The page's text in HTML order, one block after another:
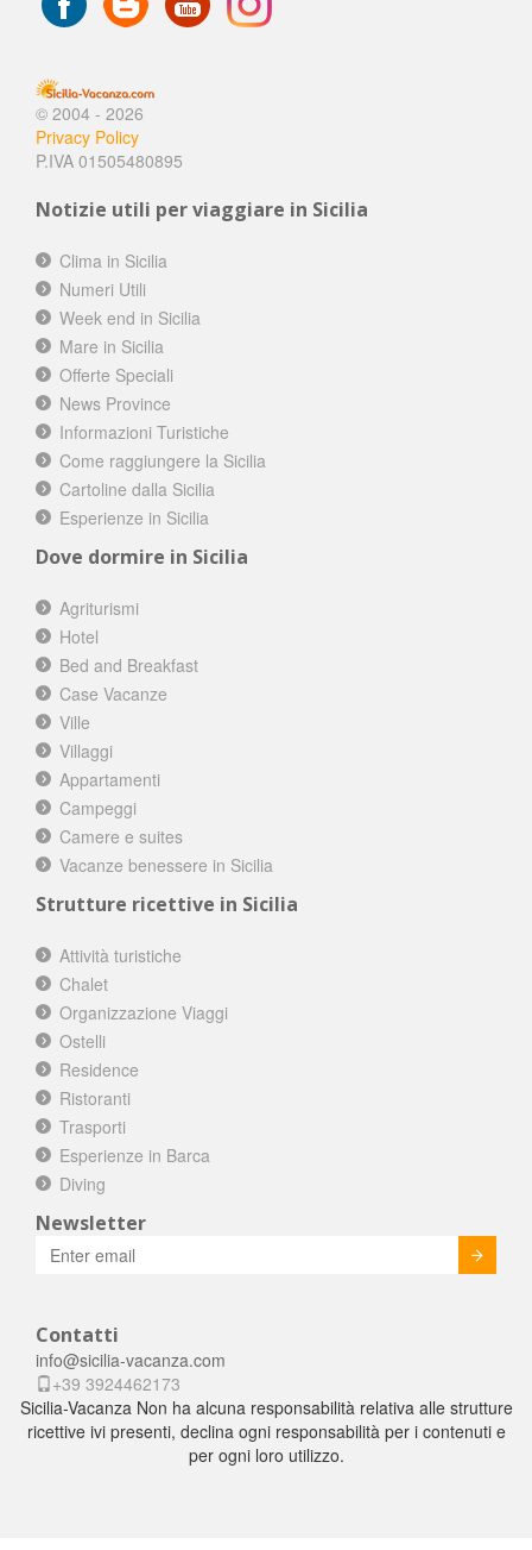
© 2004 - 2026
Privacy Policy
P.IVA 01505480895
Notizie utili per viaggiare in Sicilia
Clima in Sicilia
Numeri Utili
Week end in Sicilia
Mare in Sicilia
Offerte Speciali
News Province
Informazioni Turistiche
Come raggiungere la Sicilia
Cartoline dalla Sicilia
Esperienze in Sicilia
Dove dormire in Sicilia
Agriturismi
Hotel
Bed and Breakfast
Case Vacanze
Ville
Villaggi
Appartamenti
Campeggi
Camere e suites
Vacanze benessere in Sicilia
Strutture ricettive in Sicilia
Attività turistiche
Chalet
Organizzazione Viaggi
Ostelli
Residence
Ristoranti
Trasporti
Esperienze in Barca
Diving
Newsletter
Contatti
info@sicilia-vacanza.com
+39 3924462173
Sicilia-Vacanza Non ha alcuna responsabilità relativa alle strutture
ricettive ivi presenti, declina ogni responsabilità per i contenuti e
per ogni loro utilizzo.